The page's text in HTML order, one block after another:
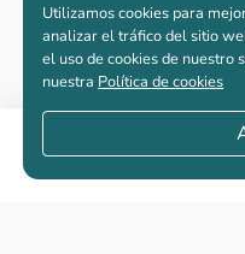
Compartir
Apartamentos nuevos
Utilizamos cookies para
analizar el tráfico del sitio
el uso de cookies de nuestro
nuestra Política de cookies